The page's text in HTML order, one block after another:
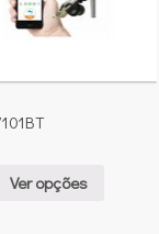
Ver opções